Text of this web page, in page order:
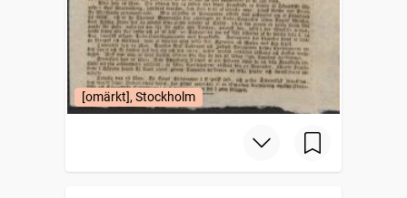
[omärkt], Stockholm